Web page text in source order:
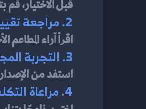
قبل الاختيار،
2. مراجعة تقييمات المستخدمين
اقرأ آراء
3. التجربة المجانية
استفد من
4. مراعاة التكلفة